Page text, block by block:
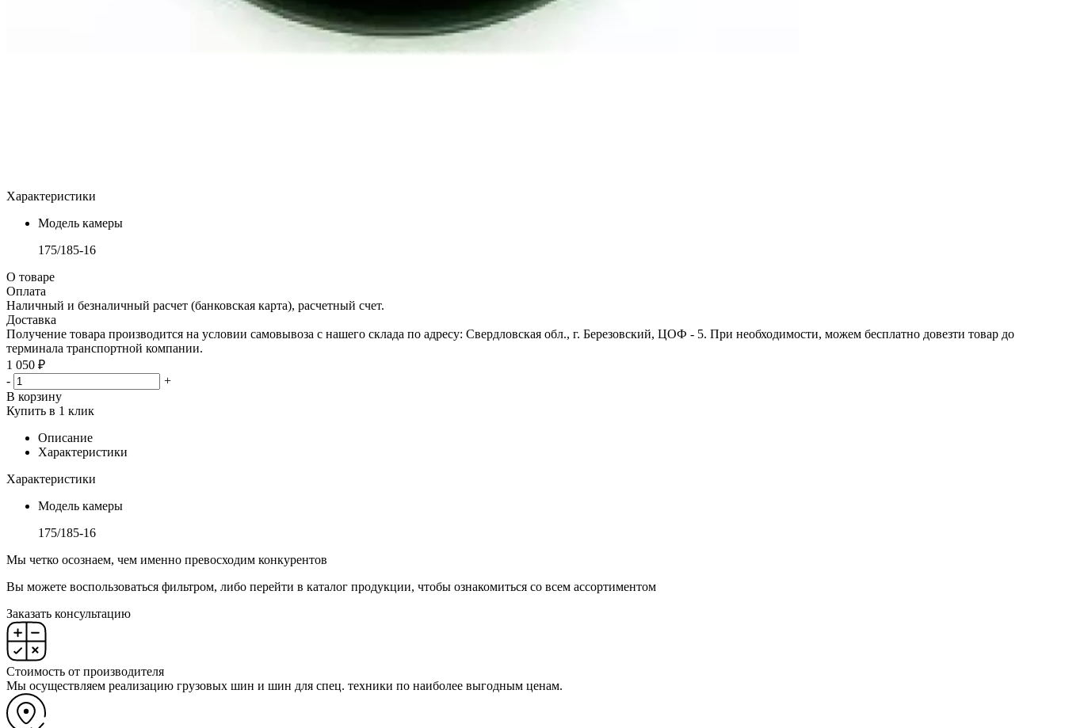
Характеристики
Модель камеры
175/185-16
О товаре
Оплата
Наличный и безналичный расчет (банковская карта), расчетный счет.
Доставка
Получение товара производится на условии самовывоза с нашего склада по адресу: Свердловская обл., г. Березовский, ЦОФ - 5. При необходимости, можем бесплатно довезти товар до
терминала транспортной компании.
1 050 ₽
-
+
В корзину
Купить в 1 клик
Описание
Характеристики
Характеристики
Модель камеры
175/185-16
Мы четко осознаем, чем именно превосходим конкурентов
Вы можете воспользоваться фильтром, либо перейти в каталог продукции, чтобы ознакомиться со всем ассортиментом
Заказать консультацию
Стоимость от производителя
Мы осуществляем реализацию грузовых шин и шин для спец. техники по наиболее выгодным ценам.